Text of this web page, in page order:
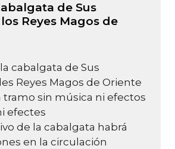
de Sus
Reyes Magos de
cabalgata de Sus
Reyes Magos de Oriente
tramo sin música ni efectos
efectes
de la cabalgata habrá
en la circulación